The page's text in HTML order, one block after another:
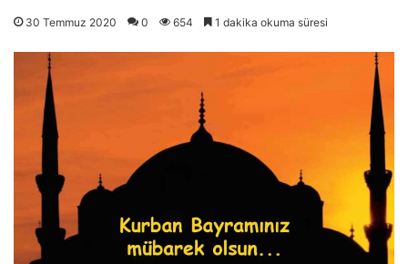
30 Temmuz 2020 0 654 1 dakika okuma süresi